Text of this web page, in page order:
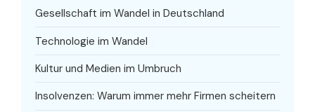
Gesellschaft im Wandel in Deutschland
Technologie im Wandel
Kultur und Medien im Umbruch
Insolvenzen: Warum immer mehr Firmen scheitern